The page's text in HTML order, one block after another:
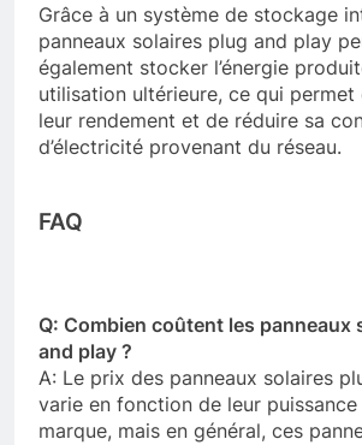
Grâce à un système de stockage
panneaux solaires plug and play
également stocker l’énergie
utilisation ultérieure, ce qui permet
leur rendement et de réduire sa
d’électricité provenant du réseau.
FAQ
Q: Combien coûtent les panneaux
and play ?
A: Le prix des panneaux solaires
varie en fonction de leur
marque, mais en général, ces